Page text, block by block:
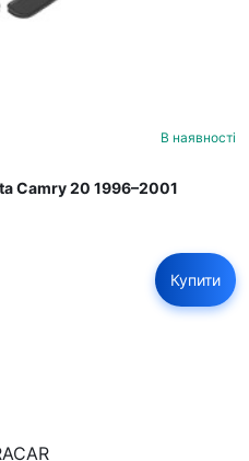
В наявності
Camry 20 1996–2001
Купити